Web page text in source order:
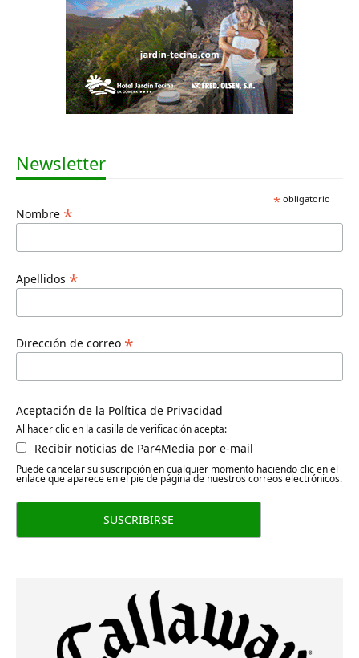
Newsletter
*obligatorio
Nombre *
Apellidos *
Dirección de correo *
Aceptación de la Política de Privacidad
Al hacer clic en la casilla de verificación acepta:
Recibir noticias de Par4Media por e-mail
Puede cancelar su suscripción en cualquier momento haciendo clic en el
enlace que aparece en el pie de página de nuestros correos electrónicos.